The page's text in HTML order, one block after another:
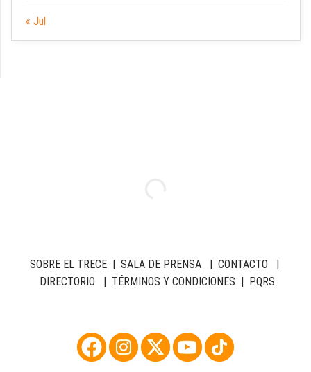
« Jul
SOBRE EL TRECE| SALA DE PRENSA| CONTACTO
DIRECTORIO
TÉRMINOS Y CONDICIONES PQRS